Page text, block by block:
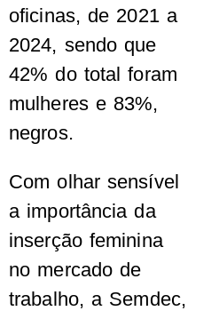
oficinas, de 2021 a
2024, sendo que
42% do total foram
mulheres e 83%,
negros.
Com olhar sensível
a importância da
inserção feminina
no mercado de
trabalho, a Semdec,